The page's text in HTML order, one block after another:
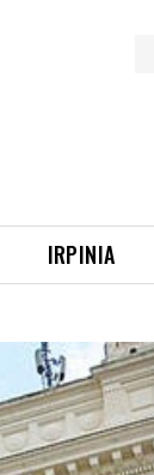
IRPINIA